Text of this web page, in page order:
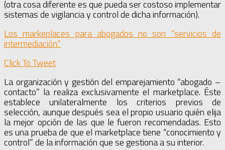
(otra cosa diferente es que pueda ser costoso implementar
sistemas de vigilancia y control de dicha información).
Los markeplaces para abogados no son “servicios de
intermediación.”
Click To Tweet
La organización y gestión del emparejamiento “abogado –
contacto” la realiza exclusivamente el marketplace. Éste
establece unilateralmente los criterios previos de
selección, aunque después sea el propio usuario quién elija
la mejor opción de las que le fueron recomendadas. Esto
es una prueba de que el marketplace tiene “conocimiento y
control” de la información que se gestiona a su interior.